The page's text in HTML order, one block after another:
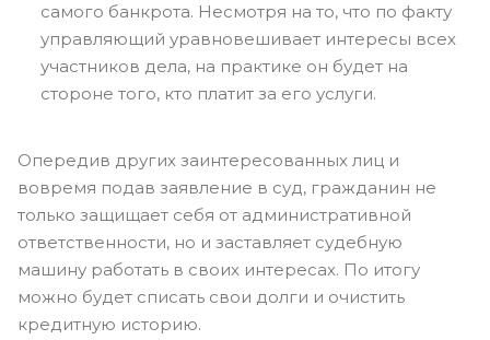
самого банкрота. Несмотря на то, что по факту
управляющий уравновешивает интересы всех
участников дела, на практике он будет на
стороне того, кто платит за его услуги.
Опередив других заинтересованных лиц и
вовремя подав заявление в суд, гражданин не
только защищает себя от административной
ответственности, но и заставляет судебную
машину работать в своих интересах. По итогу
можно будет списать свои долги и очистить
кредитную историю.